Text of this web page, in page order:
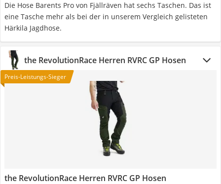
Die Hose Barents Pro von Fjällräven hat sechs Taschen. Das ist
eine Tasche mehr als bei der in unserem Vergleich gelisteten
Härkila Jagdhose.
the RevolutionRace Herren RVRC GP Hosen
Preis-Leistungs-Sieger
the RevolutionRace Herren RVRC GP Hosen